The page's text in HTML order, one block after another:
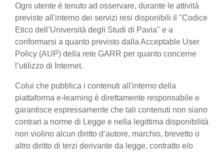
Ogni utente è tenuto ad osservare, durante le attività
previste all'interno dei servizi resi disponibili il "Codice
Etico dell’Università degli Studi di Pavia" e a
conformarsi a quanto previsto dalla Acceptable User
Policy (AUP) della rete GARR per quanto concerne
l’utilizzo di Internet.
Colui che pubblica i contenuti all'interno della
piattaforma e-learning è direttamente responsabile e
garantisce espressamente che tali contenuti non siano
contrari a norme di Legge e nella legittima disponibilità
non violino alcun diritto d’autore, marchio, brevetto o
altro diritto di terzi derivante da legge, contratto e/o